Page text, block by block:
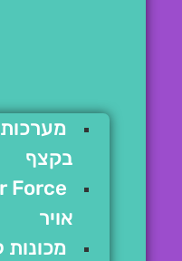
בקצף
אויר
מכונות